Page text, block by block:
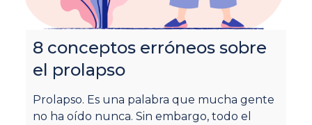
8 conceptos erróneos sobre
el prolapso
Prolapso. Es una palabra que mucha gente
no ha oído nunca. Sin embargo, todo el